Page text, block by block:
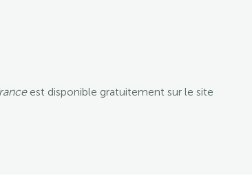
est disponible gratuitement sur le site